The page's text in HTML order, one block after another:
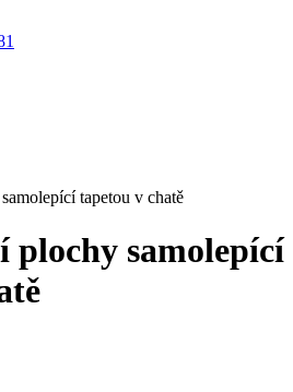
tapetou v chatě
plochy samolepící